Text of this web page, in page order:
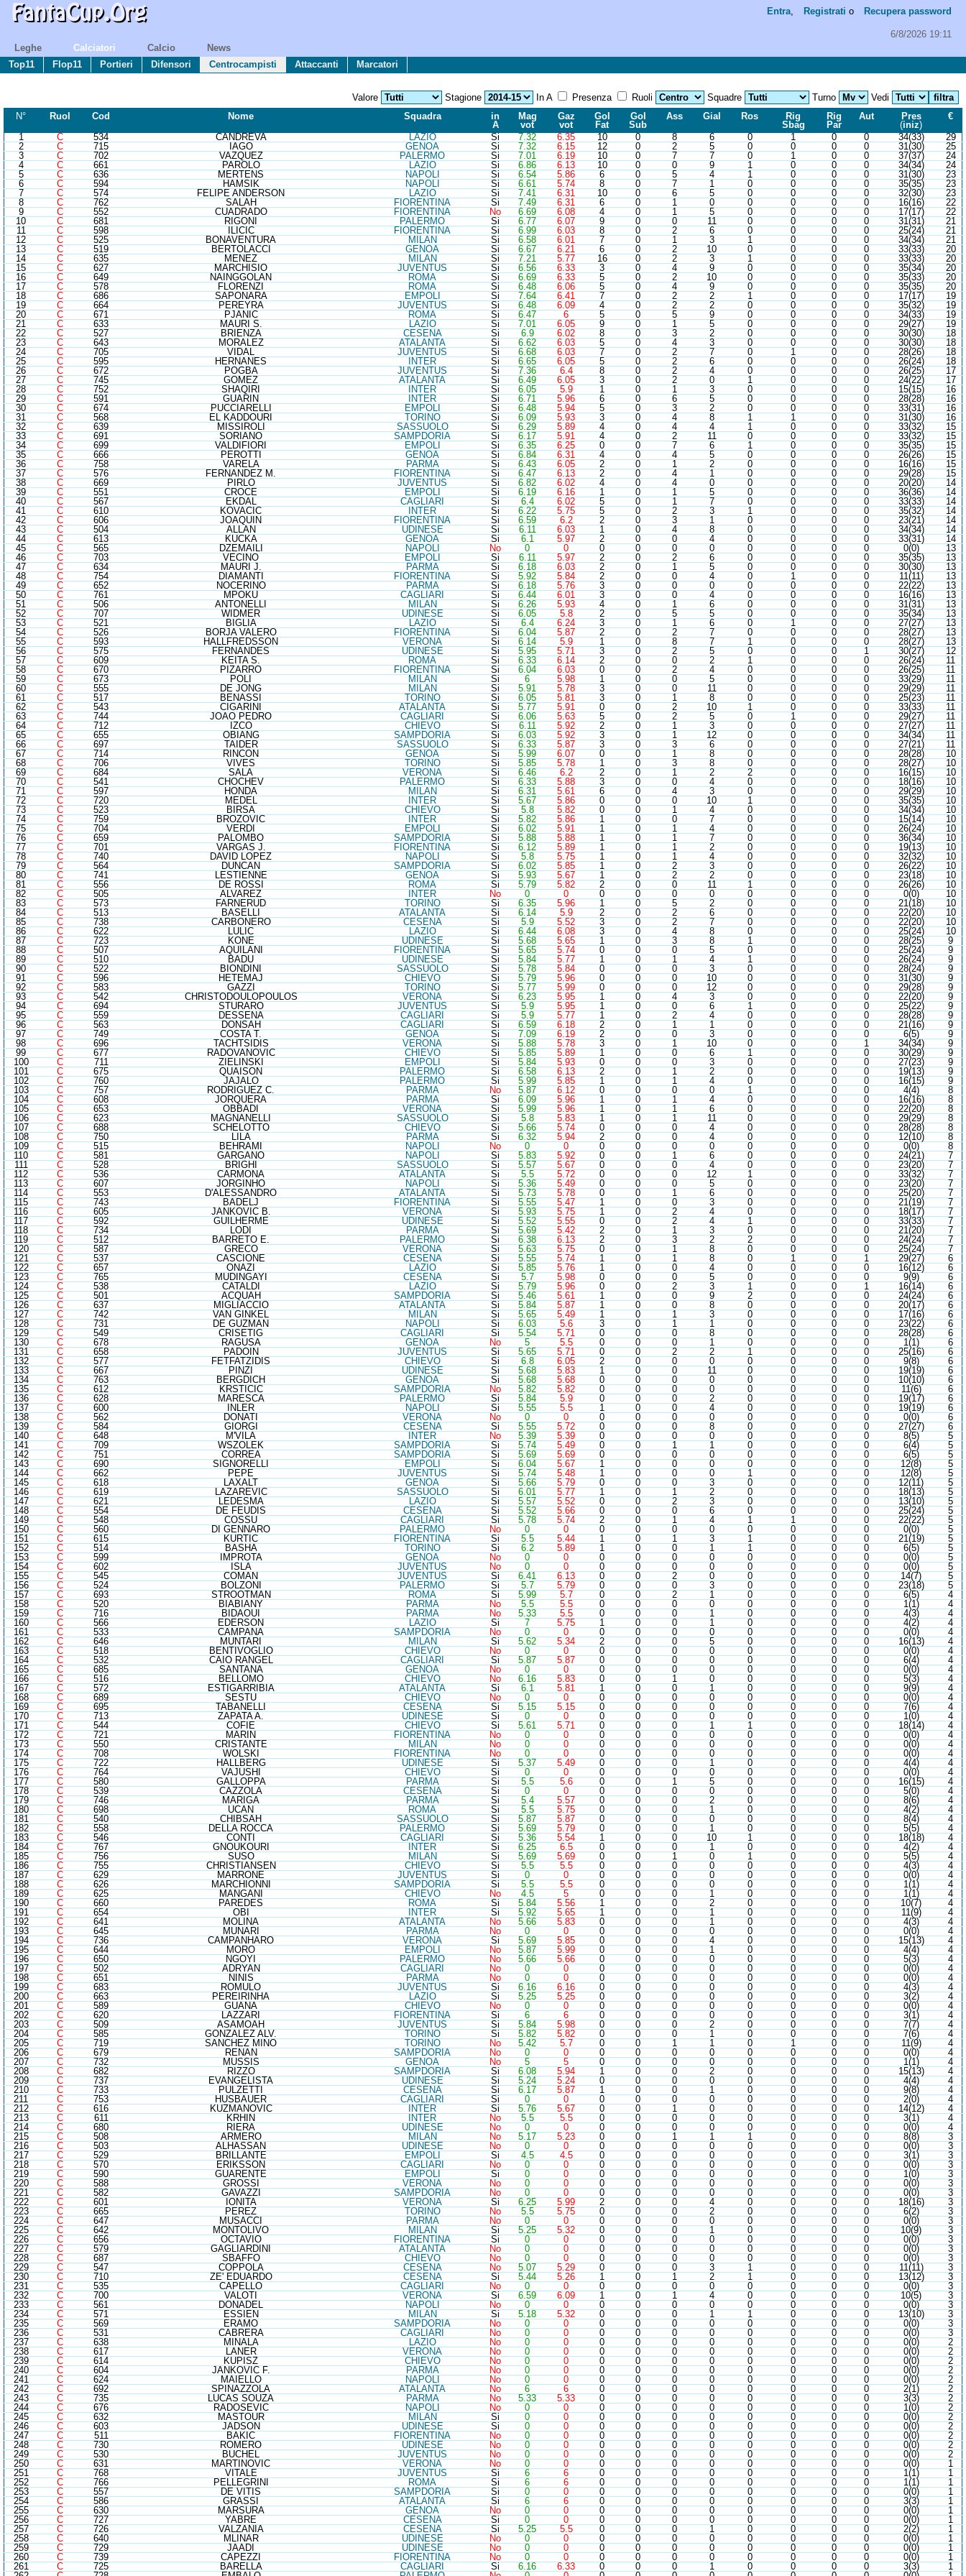
Entra, Registrati o Recupera password
6/8/2026 19:11
Leghe
Calciatori Calcio
News
Top11
Flop11 Portieri Difensori Centrocampisti Attaccanti Marcatori
Valore Stagione In A Presenza Ruoli Squadre Turno
Vedi
N°
Ruol Cod Nome Squadra
in
A
Mag
vot
Gaz
vot
Gol
Fat
Gol
Sub
Ass Gial Ros
Rig
Sbag
Rig
Par
Aut
Pres
(iniz)
€
1
C 534 CANDREVA LAZIO Si 7.32 6.35 10 0 8 6 0 1 0 0 34(33)
29
2
C 715 IAGO GENOA Si 7.32 6.15 12 0 2 5 0 0 0 0 31(30)
25
3
C 702 VAZQUEZ PAL ERMO Si 7.01 6.19 10 0 7 7 0 1 0 0 37(37)
24
4
C 661 PAROLO LAZIO Si 6.86 6.13 10 0 0 9 1 0 0 0 34(34)
24
5
C 636 MERTENS NAPOLI Si 6.54 5.86 6 0 5 4 1 0 0 0 31(30)
23
6
C 594 HAMSIK NAPOLI Si 6.61 5.74 8 0 7 1 0 0 0 0 35(35)
23
7
C 574 FELIPE ANDERSON LAZIO Si 7.41 6.31 10 0 6 5 0 0 0 0 32(30)
23
8
C 762 SALAH FIORENTINA Si 7.49 6.31 6 0 1 0 0 0 0 0 16(16)
22
9
C 552 CUADRADO FIORENTINA No 6.69 6.08 4 0 1 5 0 0 0 0 17(17)
22
10
C 681 RIGONI PAL ERMO Si 6.77 6.07 9 0 0 11 0 0 0 0 31(31)
21
11
C 598 ILICIC FIORENTINA Si 6.99 6.03 8 0 2 6 0 0 0 0 25(24)
21
12
C 525 BONAVENTURA MIL AN Si 6.58 6.01 7 0 1 3 1 0 0 0 34(34)
21
13
C 519 BERTOLACCI GENOA Si 6.67 6.21 6 0 2 10 0 0 0 0 33(33)
20
14
C 635 MENEZ MIL AN Si 7.21 5.77 16 0 2 3 1 0 0 0 33(33)
20
15
C 627 MARCHISIO JUVENTUS Si 6.56 6.33 3 0 4 9 0 0 0 0 35(34)
20
16
C 649 NAINGGOLAN ROMA Si 6.69 6.33 5 0 2 10 0 0 0 0 35(33)
20
17
C 578 FLORENZI ROMA Si 6.48 6.06 5 0 4 9 0 0 0 0 35(35)
20
18
C 686 SAPONARA EMPOLI Si 7.64 6.41 7 0 2 2 1 0 0 0 17(17)
19
19
C 664 PEREYRA JUVENTUS Si 6.48 6.09 4 0 2 2 0 0 0 0 35(32)
19
20
C 671 PJANIC ROMA Si 6.47 6 5 0 5 9 0 0 0 0 34(33)
19
21
C 633 MAURI S. LAZIO Si 7.01 6.05 9 0 1 5 0 0 0 0 29(27)
19
22
C 527 BRIENZA CES ENA Si 6.9 6.02 8 0 3 2 0 0 0 0 30(30)
18
23
C 643 MORALEZ ATA LANTA Si 6.62 6.03 5 0 4 3 0 0 0 0 30(30)
18
24
C 705 VIDAL JUVENTUS Si 6.68 6.03 7 0 2 7 0 1 0 0 28(26)
18
25
C 595 HERNANES INTER Si 6.65 6.05 5 0 2 6 0 0 0 0 26(24)
18
26
C 672 POGBA JUVENTUS Si 7.36 6.4 8 0 2 4 0 0 0 0 26(25)
17
27
C 745 GOMEZ ATA LANTA Si 6.49 6.05 3 0 2 0 1 0 0 0 24(22)
17
28
C 752 SHAQIRI INTER Si 6.05 5.9 1 0 1 3 0 0 0 0 15(15)
16
29
C 591 GUARIN INTER Si 6.71 5.96 6 0 6 5 0 0 0 0 28(28)
16
30
C 674 PUCCIARELLI EMPOLI Si 6.48 5.94 5 0 3 2 0 0 0 0 33(31)
16
31
C 568 EL KADDOURI TORINO Si 6.09 5.93 3 0 4 8 1 1 0 0 31(30)
16
32
C 639 MISSIROLI SASSUOLO Si 6.29 5.89 4 0 4 4 1 0 0 0 33(32)
15
33
C 691 SORIANO SAM PDORIA Si 6.17 5.91 4 0 2 11 0 0 0 0 33(32)
15
34
C 699 VALDIFIORI EMPOLI Si 6.35 6.25 0 0 7 6 1 0 0 0 35(35)
15
35
C 666 PEROTTI GENOA Si 6.84 6.31 4 0 4 5 0 0 0 0 26(26)
15
36
C 758 VARELA PARMA Si 6.43 6.05 2 0 1 2 0 0 0 0 16(16)
15
37
C 576 FERNANDEZ M. FIORENTINA Si 6.47 6.13 2 0 4 1 0 0 0 0 29(28)
15
38
C 669 PIRLO JUVENTUS Si 6.82 6.02 4 0 4 0 0 0 0 0 20(20)
14
39
C 551 CROCE EMPOLI Si 6.19 6.16 1 0 1 5 0 0 0 0 36(36)
14
40
C 567 EKDAL CAG LIARI Si 6.4 6.02 5 0 1 7 0 0 0 0 33(33)
14
41
C 610 KOVACIC INTER Si 6.22 5.75 5 0 2 3 1 0 0 0 35(32)
14
42
C 606 JOAQUIN FIORENTINA Si 6.59 6.2 2 0 3 1 0 0 0 0 23(21)
14
43
C 504 ALLAN UDI NESE Si 6.11 6.03 1 0 4 8 0 0 0 0 34(34)
14
44
C 613 KUCKA GENOA Si 6.1 5.97 2 0 0 4 0 0 0 0 33(31)
14
45
C 565 DZEMAILI NAPOLI No 0 0 0 0 0 0 0 0 0 0 0(0)
13
46
C 703 VECINO EMPOLI Si 6.11 5.97 2 0 2 6 0 0 0 0 35(35)
13
47
C 634 MAURI J. PARMA Si 6.18 6.03 2 0 1 5 0 0 0 0 30(30)
13
48
C 754 DIAMANTI FIORENTINA Si 5.92 5.84 2 0 0 4 0 1 0 0 11(11)
13
49
C 652 NOCERINO PARMA Si 6.18 5.76 3 0 0 0 0 0 0 0 22(22)
13
50
C 761 MPOKU CAG LIARI Si 6.44 6.01 3 0 0 4 0 0 0 0 16(16)
13
51
C 506 ANTONELLI MIL AN Si 6.26 5.93 4 0 1 6 0 0 0 0 31(31)
13
52
C 707 WIDMER UDI NESE Si 6.05 5.8 2 0 5 5 0 0 0 0 35(34)
13
53
C 521 BIGLIA LAZIO Si 6.4 6.24 3 0 1 6 0 1 0 0 27(27)
13
54
C 526 BORJA VALERO FIORENTINA Si 6.04 5.87 2 0 2 7 0 0 0 0 28(27)
13
55
C 593 HALLFREDSSON VERONA Si 6.14 5.9 1 0 8 7 1 0 0 0 28(27)
13
56
C 575 FERNANDES UDI NESE Si 5.95 5.71 3 0 2 5 0 0 0 1 30(27)
12
57
C 609 KEITA S. ROMA Si 6.33 6.14 2 0 0 2 1 0 0 0 26(24)
11
58
C 670 PIZARRO FIORENTINA Si 6.04 6.03 0 0 2 4 0 0 0 0 26(25)
11
59
C 673 POLI MIL AN Si 6 5.98 1 0 0 5 0 0 0 0 33(29)
11
60
C 555 DE JONG MIL AN Si 5.91 5.78 3 0 0 11 0 0 0 0 29(29)
11
61
C 517 BENASSI TORINO Si 6.05 5.81 3 0 1 8 0 0 0 0 25(23)
11
62
C 543 CIGARINI ATA LANTA Si 5.77 5.91 0 0 2 10 1 0 0 0 33(33)
11
63
C 744 JOAO PEDRO CAG LIARI Si 6.06 5.63 5 0 2 5 0 1 0 0 29(27)
11
64
C 712 IZCO CHI EVO Si 6.11 5.92 2 0 1 3 0 0 0 0 27(27)
11
65
C 655 OBIANG SAM PDORIA Si 6.03 5.92 3 0 1 12 0 0 0 0 34(34)
11
66
C 697 TAIDER SASSUOLO Si 6.33 5.87 3 0 3 6 0 0 0 0 27(21)
11
67
C 714 RINCON GENOA Si 5.99 6.07 0 0 1 8 0 0 0 0 28(28)
10
68
C 706 VIVES TORINO Si 5.85 5.78 1 0 3 8 0 0 0 0 28(27)
10
69
C 684 SALA VERONA Si 6.46 6.2 2 0 1 2 2 0 0 0 16(15)
10
70
C 541 CHOCHEV PAL ERMO Si 6.33 5.88 3 0 0 4 0 0 0 0 18(16)
10
71
C 597 HONDA MIL AN Si 6.31 5.61 6 0 4 3 0 0 0 0 29(29)
10
72
C 720 MEDEL INTER Si 5.67 5.86 0 0 0 10 1 0 0 0 35(35)
10
73
C 523 BIRSA CHI EVO Si 5.8 5.82 0 0 1 4 0 0 0 0 34(34)
10
74
C 759 BROZOVIC INTER Si 5.82 5.86 1 0 0 7 0 0 0 0 15(14)
10
75
C 704 VERDI EMPOLI Si 6.02 5.91 1 0 1 4 0 0 0 0 26(24)
10
76
C 659 PALOMBO SAM PDORIA Si 5.88 5.88 1 0 1 7 0 0 0 0 36(34)
10
77
C 701 VARGAS J. FIORENTINA Si 6.12 5.89 1 0 1 2 0 0 0 0 19(13)
10
78
C 740 DAVID LOPEZ NAPOLI Si 5.8 5.75 1 0 1 4 0 0 0 0 32(32)
10
79
C 564 DUNCAN SAM PDORIA Si 6.02 5.85 1 0 2 3 0 0 0 0 26(22)
10
80
C 741 LESTIENNE GENOA Si 5.93 5.67 1 0 2 2 0 0 0 0 23(18)
10
81
C 556 DE ROSSI ROMA Si 5.79 5.82 2 0 0 11 1 0 0 0 26(26)
10
82
C 505 ALVAREZ INTER No 0 0 0 0 0 0 0 0 0 0 0(0)
10
83
C 573 FARNERUD TORINO Si 6.35 5.96 1 0 5 2 0 0 0 0 21(18)
10
84
C 513 BASELLI ATA LANTA Si 6.14 5.9 2 0 2 6 0 0 0 0 22(20)
10
85
C 738 CARBONERO CES ENA Si 5.9 5.52 3 0 2 7 0 0 0 0 22(20)
10
86
C 622 LULIC LAZIO Si 6.44 6.08 3 0 4 8 0 0 0 0 25(24)
10
87
C 723 KONE UDI NESE Si 5.68 5.65 1 0 3 8 1 0 0 0 28(25)
9
88
C 507 AQUILANI FIORENTINA Si 5.65 5.74 0 0 0 5 0 0 0 0 25(24)
9
89
C 510 BADU UDI NESE Si 5.84 5.77 1 0 1 4 1 0 0 0 26(24)
9
90
C 522 BIONDINI SASSUOLO Si 5.78 5.84 0 0 0 3 0 0 0 0 28(24)
9
91
C 596 HETEMAJ CHI EVO Si 5.79 5.96 0 0 0 10 0 0 0 0 31(30)
9
92
C 583 GAZZI TORINO Si 5.77 5.99 0 0 0 12 0 0 0 0 29(28)
9
93
C 542 CHRISTODOULOPOULOS VERONA Si 6.23 5.95 1 0 4 3 0 0 0 0 22(20)
9
94
C 694 STURARO JUVENTUS Si 5.9 5.95 1 0 0 6 1 0 0 0 25(22)
9
95
C 559 DESSENA CAG LIARI Si 5.9 5.77 1 0 2 4 0 0 0 0 28(28)
9
96
C 563 DONSAH CAG LIARI Si 6.59 6.18 2 0 1 1 0 0 0 0 21(16)
9
97
C 749 COSTA T. GENOA Si 7.09 6.19 2 0 0 3 0 0 0 0 6(5)
9
98
C 696 TACHTSIDIS VERONA Si 5.88 5.78 3 0 1 10 0 0 0 1 34(34)
9
99
C 677 RADOVANOVIC CHI EVO Si 5.85 5.89 1 0 0 6 1 0 0 0 30(29)
9
100
C 711 ZIELINSKI EMPOLI Si 5.84 5.93 0 0 0 3 0 0 0 0 27(23)
9
101
C 675 QUAISON PAL ERMO Si 6.58 6.13 2 0 1 2 0 0 0 0 19(13)
9
102
C 760 JAJALO PAL ERMO Si 5.99 5.85 1 0 1 4 0 0 0 0 16(15)
9
103
C 757 RODRIGUEZ C. PARMA No 5.87 6.12 0 0 0 0 1 0 0 0 4(4)
8
104
C 608 JORQUERA PARMA Si 6.09 5.96 1 0 1 4 0 0 0 0 16(16)
8
105
C 653 OBBADI VERONA Si 5.99 5.96 1 0 1 6 0 0 0 0 22(20)
8
106
C 623 MAGNANELLI SASSUOLO Si 5.8 5.83 1 0 1 11 0 0 0 0 29(29)
8
107
C 688 SCHELOTTO CHI EVO Si 5.66 5.74 0 0 0 4 0 0 0 0 28(28)
8
108
C 750 LILA PARMA Si 6.32 5.94 2 0 0 4 0 0 0 0 12(10)
8
109
C 515 BEHRAMI NAPOLI No 0 0 0 0 0 0 0 0 0 0 0(0)
8
110
C 581 GARGANO NAPOLI Si 5.83 5.92 0 0 1 6 0 0 0 0 24(21)
7
111
C 528 BRIGHI SASSUOLO Si 5.57 5.67 0 0 0 4 0 0 0 0 23(20)
7
112
C 536 CARMONA ATA LANTA Si 5.5 5.72 0 0 0 12 1 0 0 0 33(32)
7
113
C 607 JORGINHO NAPOLI Si 5.36 5.49 0 0 0 5 0 0 0 0 23(20)
7
114
C 553 D'ALESSANDRO ATA LANTA Si 5.73 5.78 0 0 1 6 0 0 0 0 25(20)
7
115
C 743 BADELJ FIORENTINA Si 5.55 5.47 1 0 0 3 0 0 0 0 21(19)
7
116
C 605 JANKOVIC B. VERONA Si 5.93 5.75 1 0 2 4 0 0 0 0 18(17)
7
117
C 592 GUILHERME UDI NESE Si 5.52 5.55 0 0 2 4 1 0 0 0 33(33)
7
118
C 734 LODI PARMA Si 5.69 5.42 2 0 1 3 0 0 0 0 21(20)
7
119
C 512 BARRETO E. PAL ERMO Si 6.38 6.13 2 0 3 2 2 0 0 0 24(24)
7
120
C 587 GRECO VERONA Si 5.63 5.75 0 0 1 8 0 0 0 0 25(24)
7
121
C 537 CASCIONE CES ENA Si 5.55 5.74 1 0 1 8 0 1 0 1 29(27)
6
122
C 657 ONAZI LAZIO Si 5.85 5.76 1 0 0 4 0 0 0 0 16(12)
6
123
C 765 MUDINGAYI CES ENA Si 5.7 5.98 0 0 0 5 0 0 0 0 9(9)
6
124
C 538 CATALDI LAZIO Si 5.79 5.96 0 0 2 3 1 0 0 1 16(14)
6
125
C 501 ACQUAH SAM PDORIA Si 5.46 5.61 1 0 0 9 2 0 0 0 24(24)
6
126
C 637 MIGLIACCIO ATA LANTA Si 5.84 5.87 1 0 0 8 0 0 0 0 20(17)
6
127
C 742 VAN GINKEL MIL AN Si 5.65 5.49 1 0 1 3 0 0 0 0 17(16)
6
128
C 731 DE GUZMAN NAPOLI Si 6.03 5.6 3 0 1 1 0 0 0 0 23(22)
6
129
C 549 CRISETIG CAG LIARI Si 5.54 5.71 0 0 0 8 0 0 0 0 28(28)
6
130
C 678 RAGUSA GENOA No 5 5.5 0 0 0 1 0 0 0 0 1(1)
6
131
C 658 PADOIN JUVENTUS Si 5.65 5.71 0 0 2 2 1 0 0 0 25(16)
6
132
C 577 FETFATZIDIS CHI EVO Si 6.8 6.05 2 0 0 0 0 0 0 0 9(8)
6
133
C 667 PINZI UDI NESE Si 5.68 5.83 1 0 0 11 0 0 0 0 19(19)
6
134
C 763 BERGDICH GENOA Si 5.68 5.68 0 0 0 0 0 0 0 0 10(10)
6
135
C 612 KRSTICIC SAM PDORIA No 5.82 5.82 0 0 0 0 0 0 0 0 11(6)
6
136
C 628 MARESCA PAL ERMO Si 5.84 5.9 0 0 0 2 0 0 0 0 19(17)
6
137
C 600 INLER NAPOLI Si 5.55 5.5 1 0 0 4 0 0 0 0 19(19)
6
138
C 562 DONATI VERONA No 0 0 0 0 0 0 0 0 0 0 0(0)
6
139
C 584 GIORGI CES ENA Si 5.55 5.72 0 0 0 8 0 0 0 0 27(27)
6
140
C 648 M'VILA INTER No 5.39 5.39 0 0 0 0 0 0 0 0 8(5)
5
141
C 709 WSZOLEK SAM PDORIA Si 5.74 5.49 0 0 1 1 0 0 0 0 6(4)
5
142
C 751 CORREA SAM PDORIA Si 5.69 5.69 0 0 0 0 0 0 0 0 6(5)
5
143
C 690 SIGNORELLI EMPOLI Si 6.04 5.67 1 0 0 0 0 0 0 0 12(8)
5
144
C 662 PEPE JUVENTUS Si 5.74 5.48 1 0 0 0 1 0 0 0 12(8)
5
145
C 618 LAXALT GENOA Si 5.66 5.79 0 0 0 3 0 0 0 0 12(11)
5
146
C 619 LAZAREVIC SASSUOLO Si 6.01 5.77 1 0 1 2 0 0 0 0 18(13)
5
147
C 621 LEDESMA LAZIO Si 5.57 5.52 0 0 2 3 0 0 0 0 13(10)
5
148
C 554 DE FEUDIS CES ENA Si 5.52 5.66 0 0 0 6 0 0 0 0 25(24)
5
149
C 548 COSSU CAG LIARI Si 5.78 5.74 2 0 1 4 1 1 0 0 22(22)
5
150
C 560 DI GENNARO PAL ERMO No 0 0 0 0 0 0 0 0 0 0 0(0)
5
151
C 615 KURTIC FIORENTINA Si 5.5 5.44 1 0 1 3 1 0 0 0 21(19)
5
152
C 514 BASHA TORINO Si 6.2 5.89 1 0 0 1 1 0 0 0 6(5)
5
153
C 599 IMPROTA GENOA No 0 0 0 0 0 0 0 0 0 0 0(0)
5
154
C 602 ISLA JUVENTUS No 0 0 0 0 0 0 0 0 0 0 0(0)
5
155
C 545 COMAN JUVENTUS Si 6.41 6.13 0 0 2 0 0 0 0 0 14(7)
5
156
C 524 BOLZONI PAL ERMO Si 5.7 5.79 0 0 0 3 0 0 0 0 23(18)
5
157
C 693 STROOTMAN ROMA Si 5.99 5.7 0 0 2 1 0 0 0 0 6(5)
4
158
C 520 BIABIANY PARMA No 5.5 5.5 0 0 0 0 0 0 0 0 1(1)
4
159
C 716 BIDAOUI PARMA No 5.33 5.5 0 0 0 1 0 0 0 0 4(3)
4
160
C 566 EDERSON LAZIO Si 7 5.75 1 0 0 1 0 0 0 0 4(2)
4
161
C 533 CAMPANA SAM PDORIA No 0 0 0 0 0 0 0 0 0 0 0(0)
4
162
C 646 MUNTARI MIL AN Si 5.62 5.34 2 0 0 5 0 0 0 0 16(13)
4
163
C 518 BENTIVOGLIO CHI EVO No 0 0 0 0 0 0 0 0 0 0 0(0)
4
164
C 532 CAIO RANGEL CAG LIARI Si 5.87 5.87 0 0 0 0 0 0 0 0 6(4)
4
165
C 685 SANTANA GENOA No 0 0 0 0 0 0 0 0 0 0 0(0)
4
166
C 516 BELLOMO CHI EVO No 6.16 5.83 0 0 1 0 0 0 0 0 5(3)
4
167
C 572 ESTIGARRIBIA ATA LANTA Si 6.1 5.81 1 0 0 1 0 0 0 0 9(9)
4
168
C 689 SESTU CHI EVO No 0 0 0 0 0 0 0 0 0 0 0(0)
4
169
C 695 TABANELLI CES ENA Si 5.15 5.15 0 0 0 0 0 0 0 0 7(6)
4
170
C 713 ZAPATA A. UDI NESE Si 0 0 0 0 0 0 0 0 0 0 1(0)
4
171
C 544 COFIE CHI EVO Si 5.61 5.71 0 0 0 1 1 0 0 0 18(14)
4
172
C 721 MARIN FIORENTINA No 0 0 0 0 0 0 0 0 0 0 0(0)
4
173
C 550 CRISTANTE MIL AN No 0 0 0 0 0 0 0 0 0 0 0(0)
4
174
C 708 WOLSKI FIORENTINA No 0 0 0 0 0 0 0 0 0 0 0(0)
4
175
C 722 HALLBERG UDI NESE Si 5.37 5.49 0 0 0 1 0 0 0 0 4(4)
4
176
C 764 VAJUSHI CHI EVO Si 0 0 0 0 0 0 0 0 0 0 0(0)
4
177
C 580 GALLOPPA PARMA Si 5.5 5.6 0 0 1 5 0 0 0 0 16(15)
4
178
C 539 CAZZOLA CES ENA Si 0 0 0 0 0 0 0 0 0 0 5(0)
4
179
C 746 MARIGA PARMA Si 5.4 5.57 0 0 0 2 0 0 0 0 8(6)
4
180
C 698 UCAN ROMA Si 5.5 5.75 0 0 0 1 0 0 0 0 4(2)
4
181
C 540 CHIBSAH SASSUOLO Si 5.87 5.87 0 0 0 0 0 0 0 0 8(4)
4
182
C 558 DELLA ROCCA PAL ERMO Si 5.69 5.79 0 0 0 1 0 0 0 0 5(5)
4
183
C 546 CONTI CAG LIARI Si 5.36 5.54 1 0 0 10 1 0 0 0 18(18)
4
184
C 767 GNOUKOURI INTER Si 6.25 6.5 0 0 0 1 0 0 0 0 4(2)
4
185
C 756 SUSO MIL AN Si 5.69 5.69 0 0 1 0 1 0 0 0 5(5)
4
186
C 755 CHRISTIANSEN CHI EVO Si 5.5 5.5 0 0 0 0 0 0 0 0 4(3)
4
187
C 629 MARRONE JUVENTUS Si 0 0 0 0 0 0 0 0 0 0 0(0)
4
188
C 626 MARCHIONNI SAM PDORIA Si 5.5 5.5 0 0 0 0 0 0 0 0 1(1)
4
189
C 625 MANGANI CHI EVO No 4.5 5 0 0 0 1 0 0 0 0 1(1)
4
190
C 660 PAREDES ROMA Si 5.84 5.56 1 0 0 2 0 0 0 0 10(7)
4
191
C 654 OBI INTER Si 5.92 5.65 1 0 0 1 0 0 0 0 11(9)
4
192
C 641 MOLINA ATA LANTA No 5.66 5.83 0 0 0 1 0 0 0 0 4(3)
4
193
C 645 MUNARI PARMA No 0 0 0 0 0 0 0 0 0 0 0(0)
4
194
C 736 CAMPANHARO VERONA Si 5.69 5.85 0 0 0 4 0 0 0 0 15(13)
4
195
C 644 MORO EMPOLI No 5.87 5.99 0 0 0 1 0 0 0 0 4(4)
4
196
C 650 NGOYI PAL ERMO No 5.66 5.66 0 0 0 0 0 0 0 0 5(3)
4
197
C 502 ADRYAN CAG LIARI No 0 0 0 0 0 0 0 0 0 0 0(0)
4
198
C 651 NINIS PARMA No 0 0 0 0 0 0 0 0 0 0 0(0)
4
199
C 683 ROMULO JUVENTUS Si 6.16 6.16 0 0 0 0 0 0 0 0 4(3)
4
200
C 663 PEREIRINHA LAZIO Si 5.25 5.25 0 0 0 0 0 0 0 0 3(2)
4
201
C 589 GUANA CHI EVO No 0 0 0 0 0 0 0 0 0 0 0(0)
4
202
C 620 LAZZARI FIORENTINA Si 6 6 0 0 0 0 0 0 0 0 3(1)
4
203
C 509 ASAMOAH JUVENTUS Si 5.84 5.98 0 0 0 2 0 0 0 0 7(7)
4
204
C 585 GONZALEZ ALV. TORINO Si 5.82 5.82 0 0 0 1 0 0 0 0 7(6)
4
205
C 719 SANCHEZ MINO TORINO No 5.42 5.7 0 0 1 1 0 1 0 0 11(9)
4
206
C 679 RENAN SAM PDORIA No 0 0 0 0 0 0 0 0 0 0 0(0)
4
207
C 732 MUSSIS GENOA No 5 5 0 0 0 0 0 0 0 0 1(1)
4
208
C 682 RIZZO SAM PDORIA Si 6.08 5.94 1 0 0 2 0 0 0 0 15(13)
4
209
C 737 EVANGELISTA UDI NESE Si 5.24 5.24 0 0 0 0 0 0 0 0 4(4)
4
210
C 733 PULZETTI CES ENA Si 6.17 5.87 1 0 0 1 0 0 0 0 9(8)
4
211
C 753 HUSBAUER CAG LIARI Si 0 0 0 0 0 0 0 0 0 0 2(0)
4
212
C 616 KUZMANOVIC INTER Si 5.76 5.67 0 0 1 0 0 0 0 0 14(12)
4
213
C 611 KRHIN INTER No 5.5 5.5 0 0 0 0 0 0 0 0 3(1)
4
214
C 680 RIERA UDI NESE No 0 0 0 0 0 0 0 0 0 0 0(0)
4
215
C 508 ARMERO MIL AN No 5.17 5.23 0 0 1 1 1 0 0 0 8(8)
3
216
C 503 ALHASSAN UDI NESE No 0 0 0 0 0 0 0 0 0 0 0(0)
3
217
C 529 BRILLANTE EMPOLI Si 4.5 4.5 0 0 0 0 0 0 0 0 3(1)
3
218
C 570 ERIKSSON CAG LIARI No 0 0 0 0 0 0 0 0 0 0 0(0)
3
219
C 590 GUARENTE EMPOLI Si 0 0 0 0 0 0 0 0 0 0 1(0)
3
220
C 588 GROSSI VERONA No 0 0 0 0 0 0 0 0 0 0 0(0)
3
221
C 582 GAVAZZI SAM PDORIA No 0 0 0 0 0 0 0 0 0 0 0(0)
3
222
C 601 IONITA VERONA Si 6.25 5.99 2 0 0 4 0 0 0 0 18(16)
3
223
C 665 PEREZ TORINO No 5.5 5.75 0 0 0 2 0 0 0 0 6(2)
3
224
C 647 MUSACCI PARMA No 0 0 0 0 0 0 0 0 0 0 0(0)
3
225
C 642 MONTOLIVO MIL AN Si 5.25 5.32 0 0 0 1 0 0 0 0 10(9)
3
226
C 656 OCTAVIO FIORENTINA Si 0 0 0 0 0 0 0 0 0 0 0(0)
3
227
C 579 GAGLIARDINI ATA LANTA No 0 0 0 0 0 0 0 0 0 0 0(0)
3
228
C 687 SBAFFO CHI EVO No 0 0 0 0 0 0 0 0 0 0 0(0)
3
229
C 547 COPPOLA CES ENA No 5.07 5.29 0 0 0 3 1 0 0 0 11(11)
3
230
C 710 ZE' EDUARDO CES ENA Si 5.44 5.26 1 0 1 2 1 0 0 0 13(12)
3
231
C 535 CAPELLO CAG LIARI No 0 0 0 0 0 0 0 0 0 0 0(0)
3
232
C 700 VALOTI VERONA Si 6.59 6.09 1 0 1 4 0 0 0 0 10(5)
3
233
C 561 DONADEL NAPOLI No 0 0 0 0 0 0 0 0 0 0 0(0)
3
234
C 571 ESSIEN MIL AN Si 5.18 5.32 0 0 0 1 1 0 0 0 13(10)
3
235
C 569 ERAMO SAM PDORIA No 0 0 0 0 0 0 0 0 0 0 0(0)
3
236
C 531 CABRERA CAG LIARI No 0 0 0 0 0 0 0 0 0 0 0(0)
3
237
C 638 MINALA LAZIO No 0 0 0 0 0 0 0 0 0 0 0(0)
2
238
C 617 LANER VERONA No 0 0 0 0 0 0 0 0 0 0 0(0)
2
239
C 614 KUPISZ CHI EVO No 0 0 0 0 0 0 0 0 0 0 0(0)
2
240
C 604 JANKOVIC F. PARMA No 0 0 0 0 0 0 0 0 0 0 0(0)
2
241
C 624 MAIELLO NAPOLI No 0 0 0 0 0 0 0 0 0 0 0(0)
2
242
C 692 SPINAZZOLA ATA LANTA No 6 6 0 0 0 0 0 0 0 0 2(1)
2
243
C 735 LUCAS SOUZA PARMA No 5.33 5.33 0 0 0 0 0 0 0 0 3(3)
2
244
C 676 RADOSEVIC NAPOLI No 0 0 0 0 0 0 0 0 0 0 1(0)
2
245
C 632 MASTOUR MIL AN Si 0 0 0 0 0 0 0 0 0 0 0(0)
2
246
C 603 JADSON UDI NESE Si 0 0 0 0 0 0 0 0 0 0 0(0)
2
247
C 511 BAKIC FIORENTINA No 0 0 0 0 0 0 0 0 0 0 0(0)
2
248
C 730 ROMERO UDI NESE No 0 0 0 0 0 0 0 0 0 0 0(0)
2
249
C 530 BUCHEL JUVENTUS No 0 0 0 0 0 0 0 0 0 0 0(0)
2
250
C 631 MARTINOVIC VERONA No 0 0 0 0 0 0 0 0 0 0 0(0)
1
251
C 768 VITALE JUVENTUS Si 6 6 0 0 0 0 0 0 0 0 1(1)
1
252
C 766 PELLEGRINI ROMA Si 6 6 0 0 0 0 0 0 0 0 1(1)
1
253
C 557 DE VITIS SAM PDORIA Si 0 0 0 0 0 0 0 0 0 0 0(0)
1
254
C 586 GRASSI ATA LANTA Si 6 6 0 0 0 0 0 0 0 0 3(3)
1
255
C 630 MARSURA GENOA No 0 0 0 0 0 0 0 0 0 0 0(0)
1
256
C 727 YABRE CES ENA Si 0 0 0 0 0 0 0 0 0 0 0(0)
1
257
C 726 VALZANIA CES ENA Si 5.25 5.5 0 0 0 1 0 0 0 0 2(2)
1
258
C 640 MLINAR UDI NESE No 0 0 0 0 0 0 0 0 0 0 0(0)
1
259
C 729 JAADI UDI NESE No 0 0 0 0 0 0 0 0 0 0 0(0)
1
260
C 739 CAPEZZI FIORENTINA No 0 0 0 0 0 0 0 0 0 0 0(0)
1
261
C 725 BARELLA CAG LIARI Si 6.16 6.33 0 0 0 1 0 0 0 0 3(3)
1